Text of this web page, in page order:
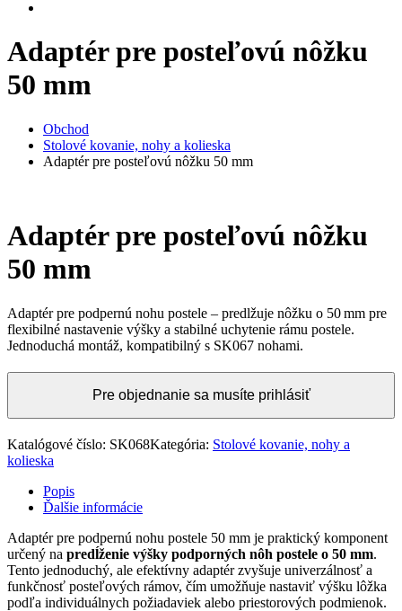
Adaptér pre posteľovú nôžku
50 mm
Obchod
Stolové kovanie, nohy a kolieska
Adaptér pre posteľovú nôžku 50 mm
Adaptér pre posteľovú nôžku
50 mm
Adaptér pre podpernú nohu postele – predlžuje nôžku o 50 mm pre
flexibilné nastavenie výšky a stabilné uchytenie rámu postele.
Jednoduchá montáž, kompatibilný s SK067 nohami.
Pre objednanie sa musíte prihlásiť
Katalógové číslo: SK068Kategória: Stolové kovanie, nohy a
kolieska
Popis
Ďalšie informácie
Adaptér pre podpernú nohu postele 50 mm je praktický komponent
určený na predĺženie výšky podporných nôh postele o 50 mm.
Tento jednoduchý, ale efektívny adaptér zvyšuje univerzálnosť a
funkčnosť posteľových rámov, čím umožňuje nastaviť výšku lôžka
podľa individuálnych požiadaviek alebo priestorových podmienok.